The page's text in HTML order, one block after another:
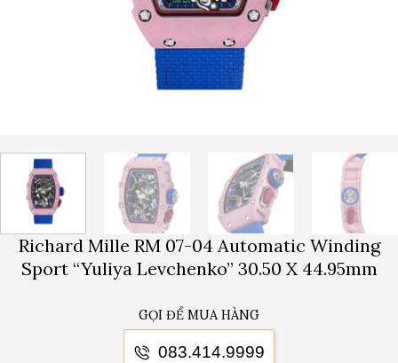
Richard Mille RM 07-04 Automatic Winding
Sport “Yuliya Levchenko” 30.50 X 44.95mm
GỌI ĐỂ MUA HÀNG
083.414.9999